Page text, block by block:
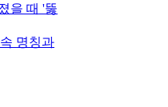
을 때 '뚫
명칭과